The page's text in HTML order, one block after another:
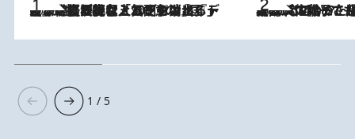
2026.8.5
【なぜ吉沢亮は「気配を消せる」のか？】興行収入208億の『国宝』を経て挑むミュージカル『ディア・エヴァン・ハンセン』。トップ俳優が舞台上でさらけ出した“孤独”とは 2026.8.5
【阿川佐和子さんの年とる力】なぜ70代で始めた趣味は“こんなに楽しい”のか？ ピアノ、俳句…スランプに陥っても続けられる“ある秘訣”とは
1 / 5